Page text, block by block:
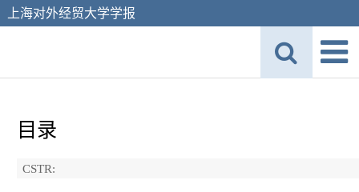
上海对外经贸大学学报
目录
CSTR: